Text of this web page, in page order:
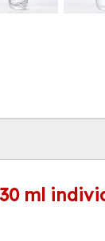
ml